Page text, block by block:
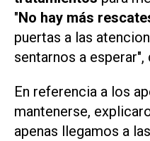
"No hay más
puertas a las
sentarnos a esperar",
En referencia a los
mantenerse,
apenas llegamos a